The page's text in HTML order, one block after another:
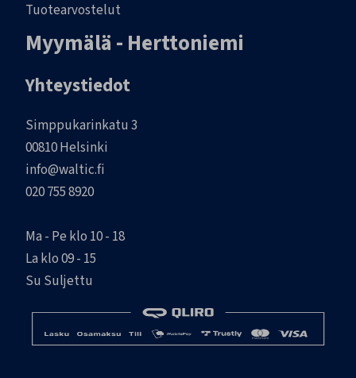
Tuotearvostelut
Myymälä - Herttoniemi
Yhteystiedot
Simppukarinkatu 3
00810 Helsinki
info@waltic.fi
020 755 8920
Ma - Pe klo 10 - 18
La klo 09 - 15
Su Suljettu